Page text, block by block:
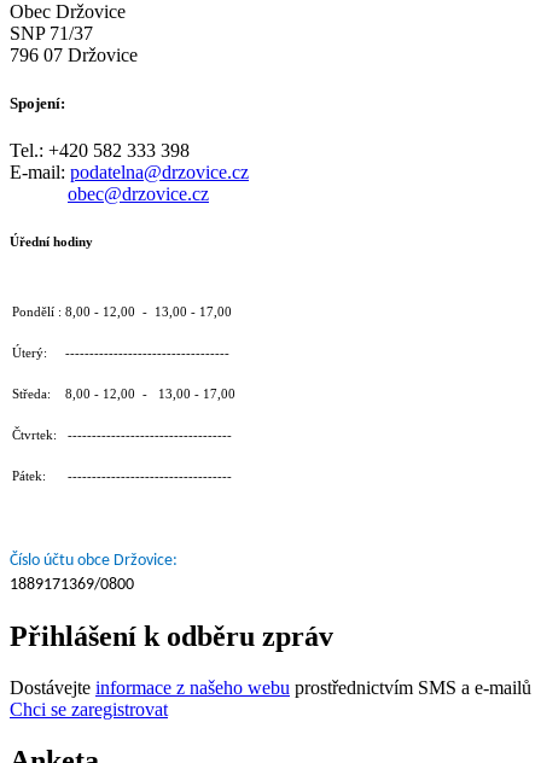
Obec Držovice
SNP 71/37
796 07 Držovice
Spojení:
Tel.: +420 582 333 398
E-mail: podatelna@drzovice.cz
obec@drzovice.cz
Úřední hodiny
Pondělí : 8,00 - 12,00 - 13,00 - 17,00
Úterý: ----------------------------------
Středa: 8,00 - 12,00 - 13,00 - 17,00
Čtvrtek: ----------------------------------
Pátek: ----------------------------------
Číslo účtu obce Držovice:
1889171369/0800
Přihlášení k odběru zpráv
Dostávejte informace z našeho webu prostřednictvím SMS a e-mailů
Chci se zaregistrovat